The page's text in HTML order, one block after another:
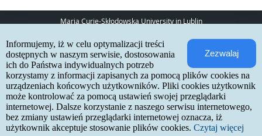
Maria Curie-Skłodowska University in Lublin
20-031 Lublin
www: http://umcs.pl
Internetowa Rekrutacja Kandydatów
IRK 1.21.3 (6bf78478) :: 2026-06-17
site map
accessibility declaration
contact
Zezwalaj
Informujemy, iż w celu optymalizacji treści
dostępnych w naszym serwisie, dostosowania
ich do Państwa indywidualnych potrzeb
korzystamy z informacji zapisanych za pomocą plików cookies na
urządzeniach końcowych użytkowników. Pliki cookies użytkownik
może kontrolować za pomocą ustawień swojej przeglądarki
internetowej. Dalsze korzystanie z naszego serwisu internetowego,
bez zmiany ustawień przeglądarki internetowej oznacza, iż
użytkownik akceptuje stosowanie plików cookies. Czytaj więcej